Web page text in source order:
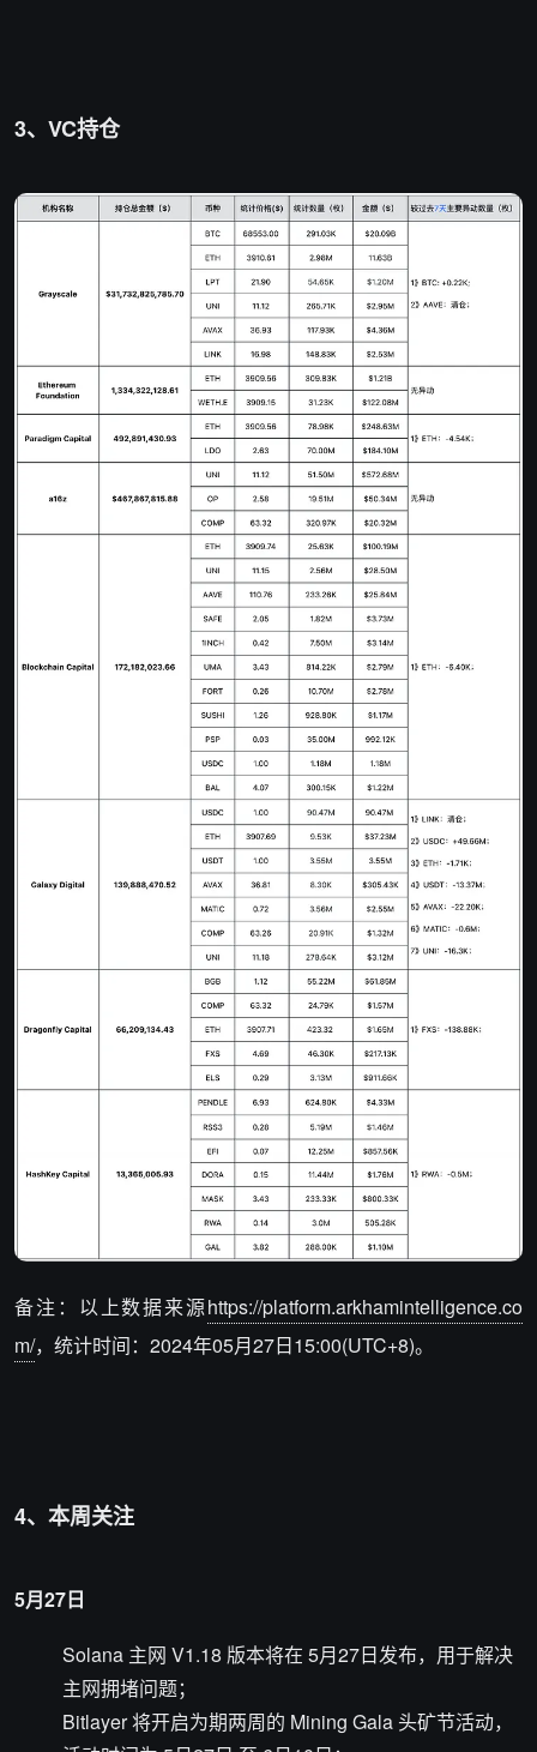
3、VC持仓
备注：以上数据来源https://platform.arkhamintelligence.co
m/，统计时间：2024年05月27日15:00(UTC+8)。
4、本周关注
5月27日
Solana 主网 V1.18 版本将在 5月27日发布，用于解决
主网拥堵问题；
Bitlayer 将开启为期两周的 Mining Gala 头矿节活动，